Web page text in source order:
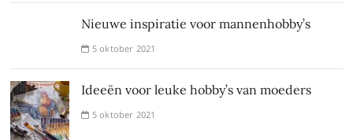
Nieuwe inspiratie voor mannenhobby’s
5 oktober 2021
Ideeën voor leuke hobby’s van moeders
5 oktober 2021